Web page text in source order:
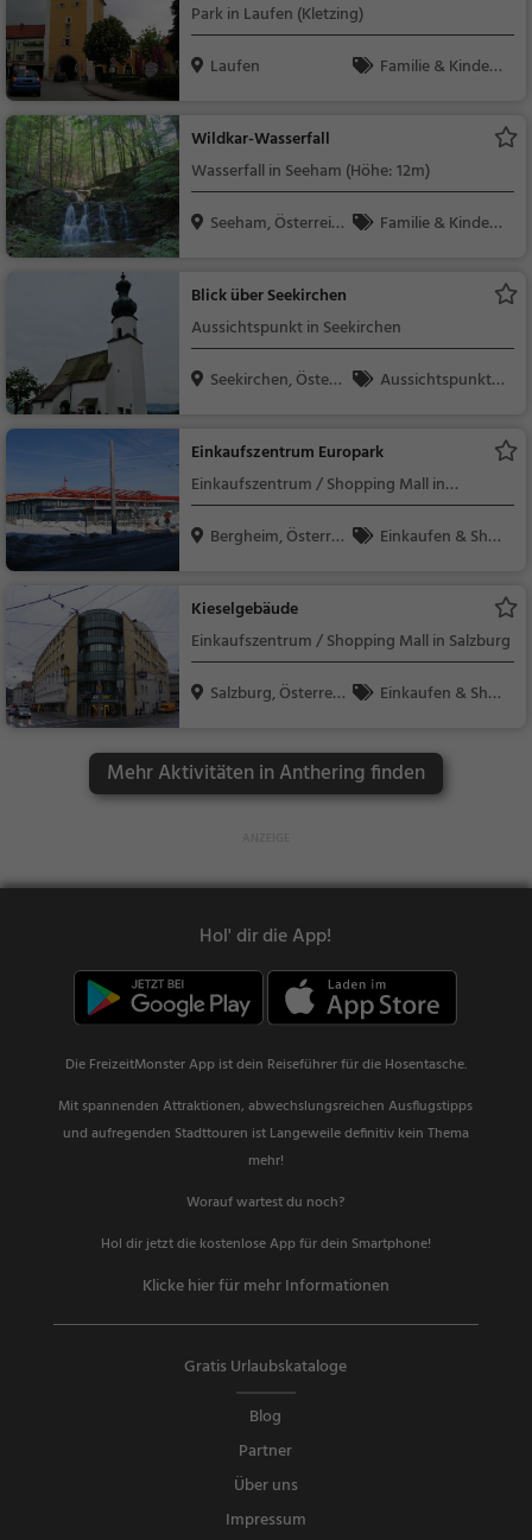
Park in Laufen (Kletzing)
Laufen
Familie & Kinder,
Wildkar-Wasserfall
Wasserfall in Seeham (Höhe: 12m)
Seeham, Österreic
Familie & Kinder,
Blick über Seekirchen
Aussichtspunkt in Seekirchen
Seekirchen, Österr
Aussichtspunkt, F
Einkaufszentrum Europark
Einkaufszentrum / Shopping Mall in
Bergheim
Bergheim, Österrei
Einkaufen & Shop
Kieselgebäude
Einkaufszentrum / Shopping Mall in Salzburg
Salzburg, Österreic
Einkaufen & Shop
Mehr Aktivitäten in Anthering finden
Hol' dir die App!
Die FreizeitMonster App ist dein Reiseführer für die Hosentasche.
Mit spannenden Attraktionen, abwechslungsreichen Ausflugstipps
und aufregenden Stadttouren ist Langeweile definitiv kein Thema
mehr!
Worauf wartest du noch?
Hol dir jetzt die kostenlose App für dein Smartphone!
Klicke hier für mehr Informationen
Gratis Urlaubskataloge
Blog
Partner
Über uns
Impressum